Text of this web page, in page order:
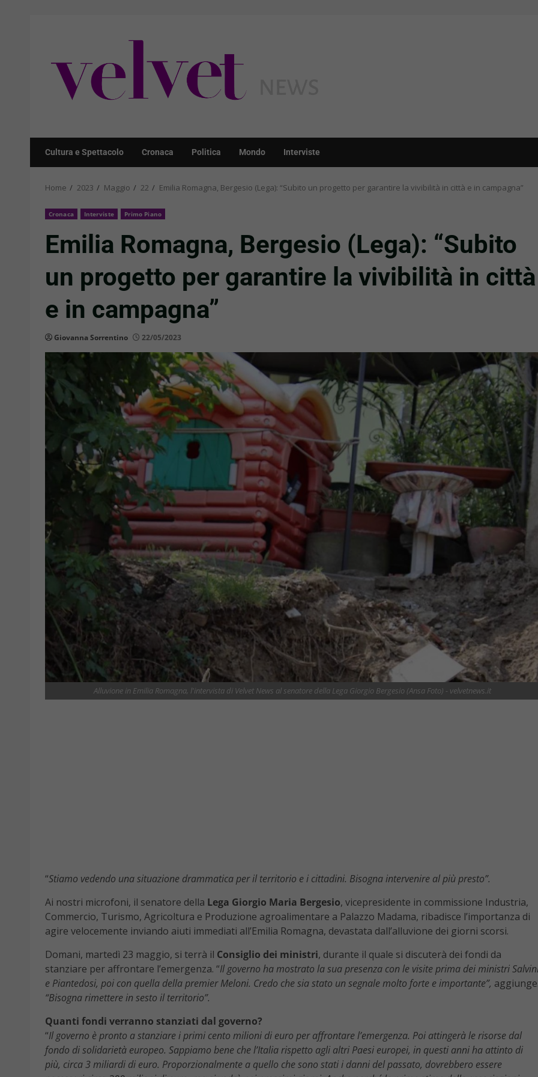
Cultura e Spettacolo Cronaca Politica Mondo Interviste
Home 2023 Maggio 22 Emilia Romagna, Bergesio (Lega): “Subito un progetto per garantire la vivibilità in città e in campagna”
Cronaca Interviste Primo Piano
Emilia Romagna, Bergesio (Lega): “Subito
un progetto per garantire la vivibilità in città
e in campagna”
Giovanna Sorrentino 22/05/2023
Alluvione in Emilia Romagna, l'intervista di Velvet News al senatore della Lega Giorgio Bergesio (Ansa Foto) - velvetnews.it
“Stiamo vedendo una situazione drammatica per il territorio e i cittadini. Bisogna intervenire al più presto”.
Ai nostri microfoni, il senatore della Lega Giorgio Maria Bergesio, vicepresidente in commissione Industria,
Commercio, Turismo, Agricoltura e Produzione agroalimentare a Palazzo Madama, ribadisce l’importanza di
agire velocemente inviando aiuti immediati all’Emilia Romagna, devastata dall’alluvione dei giorni scorsi.
Domani, martedì 23 maggio, si terrà il Consiglio dei ministri, durante il quale si discuterà dei fondi da
stanziare per affrontare l’emergenza. “Il governo ha mostrato la sua presenza con le visite prima dei ministri
e Piantedosi, poi con quella della premier Meloni. Credo che sia stato un segnale molto forte e importante”,
“Bisogna rimettere in sesto il territorio”.
Quanti fondi verranno stanziati dal governo?
“Il governo è pronto a stanziare i primi cento milioni di euro per affrontare l’emergenza. Poi attingerà le risorse dal
fondo di solidarietà europeo. Sappiamo bene che l’Italia rispetto agli altri Paesi europei, in questi anni ha attinto di
più, circa 3 miliardi di euro. Proporzionalmente a quello che sono stati i danni del passato, dovrebbero essere